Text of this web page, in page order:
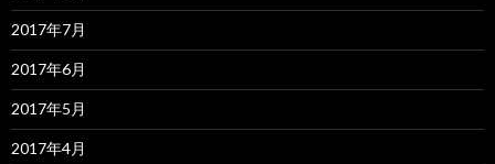
2017年7月
2017年6月
2017年5月
2017年4月